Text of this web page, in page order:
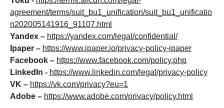
agreement/terms/suit_bu1_unification/suit_bu1_unificatio
n202005141916_91107.html
Yandex – https://yandex.com/legal/confidential/
Ipaper – https://www.ipaper.io/privacy-policy-ipaper
Facebook – https://www.facebook.com/policy.php
LinkedIn - https://www.linkedin.com/legal/privacy-policy
VK – https://vk.com/privacy?eu=1
Adobe – https://www.adobe.com/privacy/policy.html